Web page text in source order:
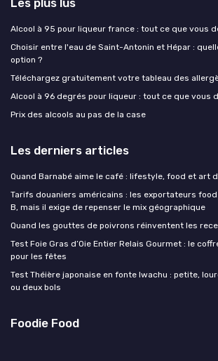
Les plus lus
Alcool à 95 pour liqueur france : tout ce que vous
Choisir entre l'eau de Saint-Antonin et Hépar :
option ?
Téléchargez gratuitement votre tableau des
Alcool à 96 degrés pour liqueur : tout ce que vous
Prix des alcools au pas de la case
Les derniers articles
Quand Barnabé aime le café : lifestyle, food et art
Tarifs douaniers américains : les exportateurs
B, mais il exige de repenser le mix géographique
Quand les gouttes de poivrons réinventent les
Test Foie Gras d’Oie Entier Relais Gourmet : le
pour les fêtes
Test Théière japonaise en fonte Iwachu : petite,
ou deux bols
Foodie Food